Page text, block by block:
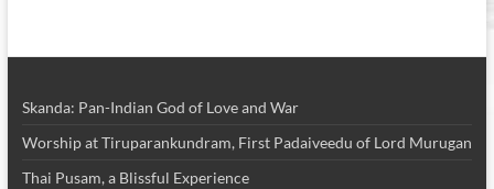
Skanda: Pan-Indian God of Love and War
Worship at Tiruparankundram, First Padaiveedu of Lord Murugan
Thai Pusam, a Blissful Experience